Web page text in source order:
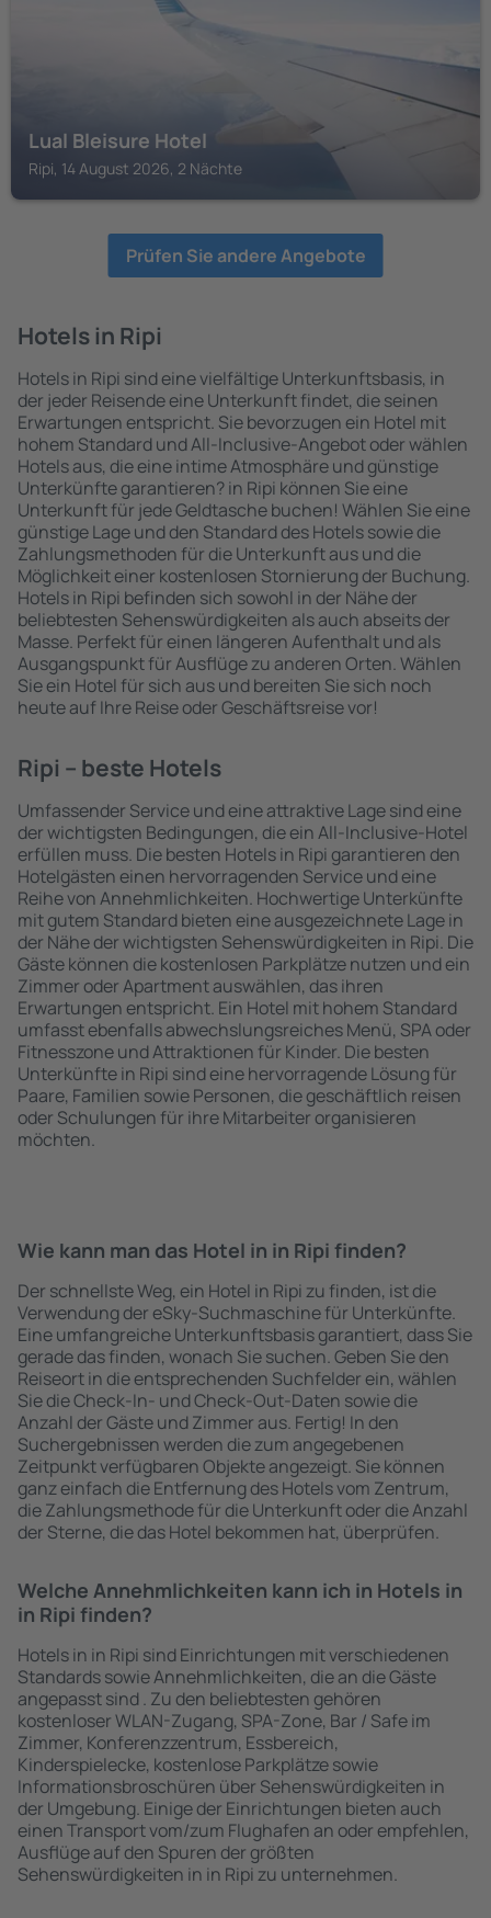
Lual Bleisure Hotel
Ripi, 14 August 2026, 2 Nächte
Prüfen Sie andere Angebote
Hotels in Ripi
Hotels in Ripi sind eine vielfältige Unterkunftsbasis, in
der jeder Reisende eine Unterkunft findet, die seinen
Erwartungen entspricht. Sie bevorzugen ein Hotel mit
hohem Standard und All-Inclusive-Angebot oder wählen
Hotels aus, die eine intime Atmosphäre und günstige
Unterkünfte garantieren? in Ripi können Sie eine
Unterkunft für jede Geldtasche buchen! Wählen Sie eine
günstige Lage und den Standard des Hotels sowie die
Zahlungsmethoden für die Unterkunft aus und die
Möglichkeit einer kostenlosen Stornierung der Buchung.
Hotels in Ripi befinden sich sowohl in der Nähe der
beliebtesten Sehenswürdigkeiten als auch abseits der
Masse. Perfekt für einen längeren Aufenthalt und als
Ausgangspunkt für Ausflüge zu anderen Orten. Wählen
Sie ein Hotel für sich aus und bereiten Sie sich noch
heute auf Ihre Reise oder Geschäftsreise vor!
Ripi – beste Hotels
Umfassender Service und eine attraktive Lage sind eine
der wichtigsten Bedingungen, die ein All-Inclusive-Hotel
erfüllen muss. Die besten Hotels in Ripi garantieren den
Hotelgästen einen hervorragenden Service und eine
Reihe von Annehmlichkeiten. Hochwertige Unterkünfte
mit gutem Standard bieten eine ausgezeichnete Lage in
der Nähe der wichtigsten Sehenswürdigkeiten in Ripi. Die
Gäste können die kostenlosen Parkplätze nutzen und ein
Zimmer oder Apartment auswählen, das ihren
Erwartungen entspricht. Ein Hotel mit hohem Standard
umfasst ebenfalls abwechslungsreiches Menü, SPA oder
Fitnesszone und Attraktionen für Kinder. Die besten
Unterkünfte in Ripi sind eine hervorragende Lösung für
Paare, Familien sowie Personen, die geschäftlich reisen
oder Schulungen für ihre Mitarbeiter organisieren
möchten.
Wie kann man das Hotel in in Ripi finden?
Der schnellste Weg, ein Hotel in Ripi zu finden, ist die
Verwendung der eSky-Suchmaschine für Unterkünfte.
Eine umfangreiche Unterkunftsbasis garantiert, dass Sie
gerade das finden, wonach Sie suchen. Geben Sie den
Reiseort in die entsprechenden Suchfelder ein, wählen
Sie die Check-In- und Check-Out-Daten sowie die
Anzahl der Gäste und Zimmer aus. Fertig! In den
Suchergebnissen werden die zum angegebenen
Zeitpunkt verfügbaren Objekte angezeigt. Sie können
ganz einfach die Entfernung des Hotels vom Zentrum,
die Zahlungsmethode für die Unterkunft oder die Anzahl
der Sterne, die das Hotel bekommen hat, überprüfen.
Welche Annehmlichkeiten kann ich in Hotels in
in Ripi finden?
Hotels in in Ripi sind Einrichtungen mit verschiedenen
Standards sowie Annehmlichkeiten, die an die Gäste
angepasst sind . Zu den beliebtesten gehören
kostenloser WLAN-Zugang, SPA-Zone, Bar / Safe im
Zimmer, Konferenzzentrum, Essbereich,
Kinderspielecke, kostenlose Parkplätze sowie
Informationsbroschüren über Sehenswürdigkeiten in
der Umgebung. Einige der Einrichtungen bieten auch
einen Transport vom/zum Flughafen an oder empfehlen,
Ausflüge auf den Spuren der größten
Sehenswürdigkeiten in in Ripi zu unternehmen.